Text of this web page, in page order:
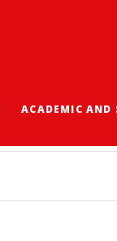
ACADEMIC AND